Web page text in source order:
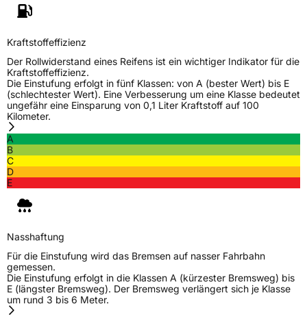
Kraftstoffeffizienz
Der Rollwiderstand eines Reifens ist ein wichtiger Indikator für die
Kraftstoffeffizienz.
Die Einstufung erfolgt in fünf Klassen: von A (bester Wert) bis E
(schlechtester Wert). Eine Verbesserung um eine Klasse bedeutet
ungefähr eine Einsparung von 0,1 Liter Kraftstoff auf 100
Kilometer.
A
B
C
D
E
Nasshaftung
Für die Einstufung wird das Bremsen auf nasser Fahrbahn
gemessen.
Die Einstufung erfolgt in die Klassen A (kürzester Bremsweg) bis
E (längster Bremsweg). Der Bremsweg verlängert sich je Klasse
um rund 3 bis 6 Meter.